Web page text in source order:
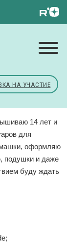
НА УЧАСТИЕ
14 лет и
для
оформляю
подушки и даже
буду ждать